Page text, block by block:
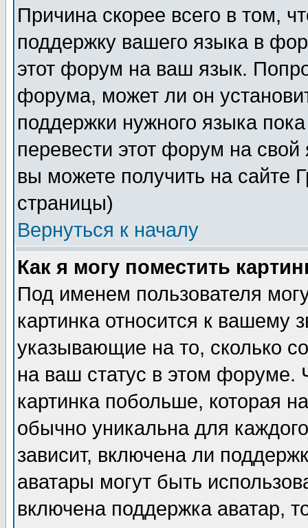
Причина скорее всего в том,
поддержку вашего языка в
этот форум на ваш язык.
форума, может ли он
поддержки нужного языка
перевести этот форум на
вы можете получить на сайте
страницы)
Вернуться к началу
Как я могу поместить
Под именем пользователя
картинка относится к вашему
указывающие на то, сколько
на ваш статус в этом форуме.
картинка побольше, которая
обычно уникальна для
зависит, включена ли
аватары могут быть
включена поддержка аватар,